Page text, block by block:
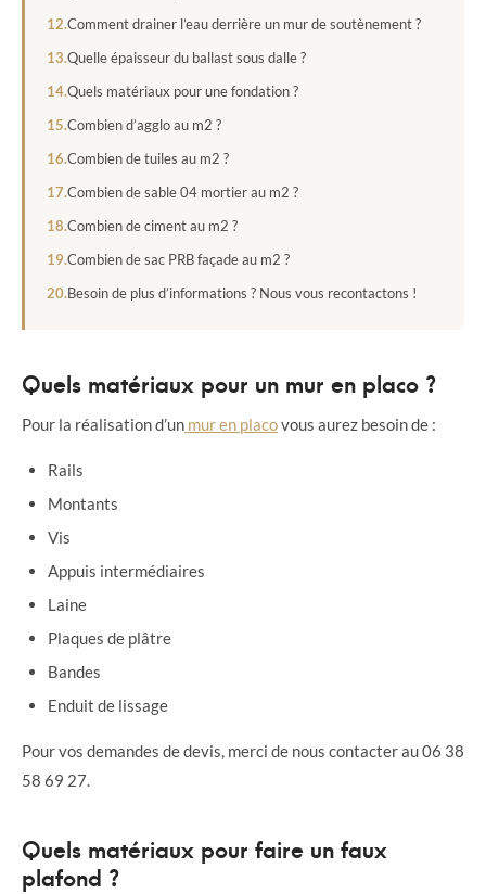
Comment drainer l’eau derrière un mur de soutènement ?
Quelle épaisseur du ballast sous dalle ?
Quels matériaux pour une fondation ?
Combien d’agglo au m2 ?
Combien de tuiles au m2 ?
Combien de sable 04 mortier au m2 ?
Combien de ciment au m2 ?
Combien de sac PRB façade au m2 ?
Besoin de plus d’informations ? Nous vous recontactons !
Quels matériaux pour un mur en placo ?
Pour la réalisation d’un mur en placovous aurez besoin de :
Rails
Montants
Vis
Appuis intermédiaires
Laine
Plaques de plâtre
Bandes
Enduit de lissage
Pour vos demandes de devis, merci de nous contacter au 06 38
58 69 27.
Quels matériaux pour faire un faux
plafond ?